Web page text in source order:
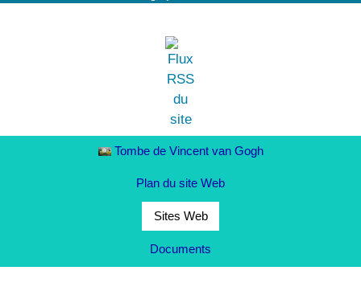
Tombe de Vincent van Gogh
Plan du site Web
Sites Web
Documents